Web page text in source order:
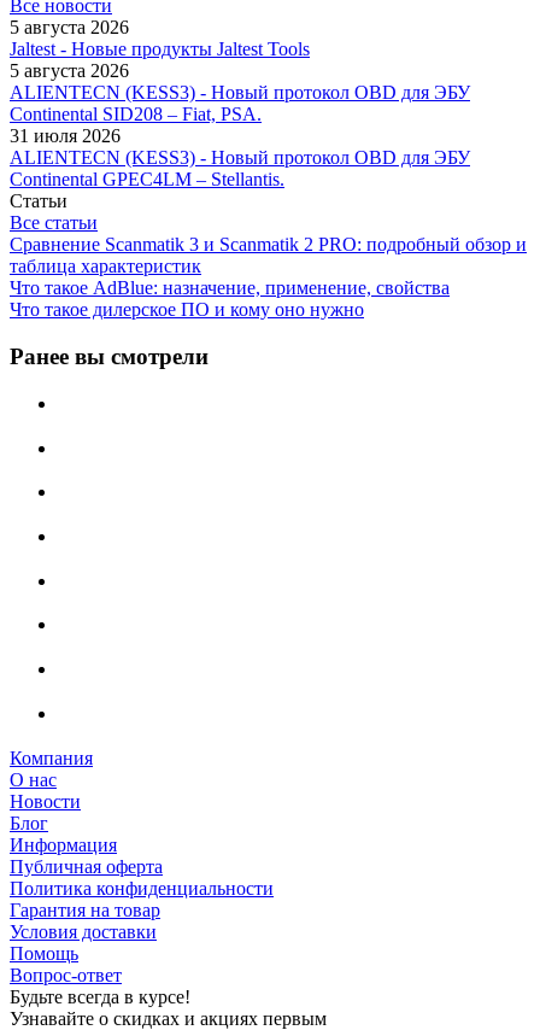
Все новости
5 августа 2026
Jaltest - Новые продукты Jaltest Tools
5 августа 2026
ALIENTECN (KESS3) - Новый протокол OBD для ЭБУ
Continental SID208 – Fiat, PSA.
31 июля 2026
ALIENTECN (KESS3) - Новый протокол OBD для ЭБУ
Continental GPEC4LM – Stellantis.
Статьи
Все статьи
Сравнение Scanmatik 3 и Scanmatik 2 PRO: подробный обзор и
таблица характеристик
Что такое AdBlue: назначение, применение, свойства
Что такое дилерское ПО и кому оно нужно
Ранее вы смотрели
Компания
О нас
Новости
Блог
Информация
Публичная оферта
Политика конфиденциальности
Гарантия на товар
Условия доставки
Помощь
Вопрос-ответ
Будьте всегда в курсе!
Узнавайте о скидках и акциях первым